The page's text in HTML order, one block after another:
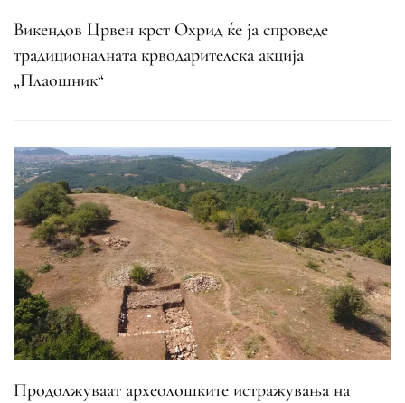
Викендов Црвен крст Охрид ќе ја спроведе
традиционалната крводарителска акција
„Плаошник“
Продолжуваат археолошките истражувања на